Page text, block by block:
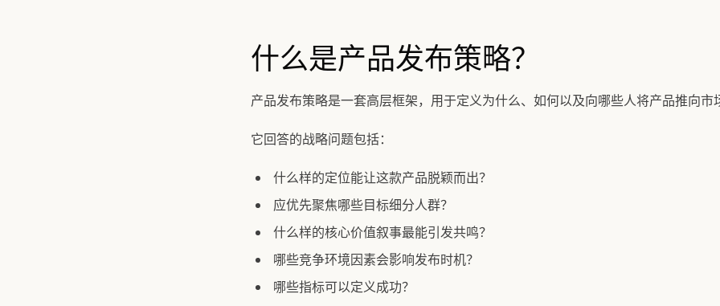
什么是产品发布策略？
产品发布策略是一套高层框架，用于定义为什么、如何以及向哪些人将产品推向市
它回答的战略问题包括：
什么样的定位能让这款产品脱颖而出？
应优先聚焦哪些目标细分人群？
什么样的核心价值叙事最能引发共鸣？
哪些竞争环境因素会影响发布时机？
哪些指标可以定义成功？